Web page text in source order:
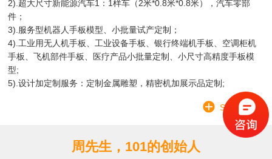
2).超大尺寸新能源汽车1：1样车（2米*0.8米*0.8米），汽车零部
件；
3).服务型机器人手板模型、小批量试产定制；
4).工业用无人机手板、工业设备手板、银行终端机手板、空调柜机
手板、飞机部件手板、医疗产品小批量定制、小尺寸高精度手板模
型;
5).设计加定制服务：定制金属雕塑，精密机加展示品定制;
SEE MORE
周先生，101的创始人